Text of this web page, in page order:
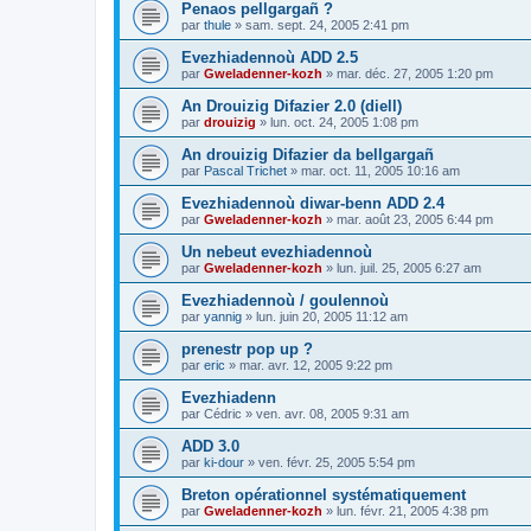
Penaos pellgargañ ?
par thule » sam. sept. 24, 2005 2:41 pm
Evezhiadennoù ADD 2.5
par Gweladenner-kozh » mar. déc. 27, 2005 1:20 pm
An Drouizig Difazier 2.0 (diell)
par drouizig » lun. oct. 24, 2005 1:08 pm
An drouizig Difazier da bellgargañ
par Pascal Trichet » mar. oct. 11, 2005 10:16 am
Evezhiadennoù diwar-benn ADD 2.4
par Gweladenner-kozh » mar. août 23, 2005 6:44 pm
Un nebeut evezhiadennoù
par Gweladenner-kozh » lun. juil. 25, 2005 6:27 am
Evezhiadennoù / goulennoù
par yannig » lun. juin 20, 2005 11:12 am
prenestr pop up ?
par eric » mar. avr. 12, 2005 9:22 pm
Evezhiadenn
par Cédric » ven. avr. 08, 2005 9:31 am
ADD 3.0
par ki-dour » ven. févr. 25, 2005 5:54 pm
Breton opérationnel systématiquement
par Gweladenner-kozh » lun. févr. 21, 2005 4:38 pm